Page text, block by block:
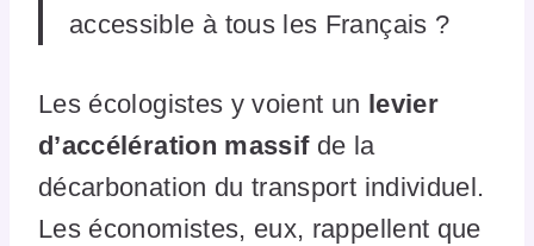
accessible à tous les Français ?
Les écologistes y voient un levier
d’accélération massifde la
décarbonation du transport individuel.
Les économistes, eux, rappellent que